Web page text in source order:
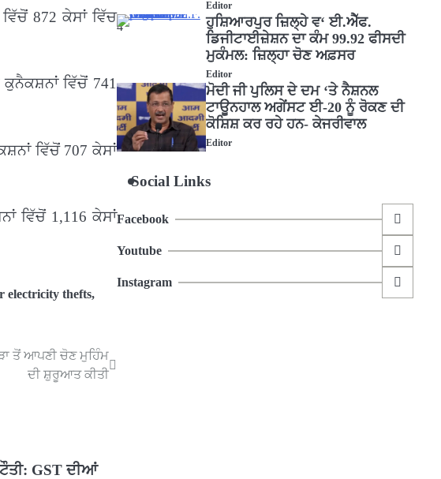
872 ਕੇਸਾਂ ਵਿੱਚ
ਵਿੱਚੋਂ 741
ਵਿੱਚੋਂ 707 ਕੇਸਾਂ
ਵਿੱਚੋਂ 1,116 ਕੇਸਾਂ
electricity thefts,
ਤੋਂ ਆਪਣੀ ਚੋਣ ਮੁਹਿੰਮ
ਦੀ ਸ਼ੁਰੂਆਤ ਕੀਤੀ
GST ਦੀਆਂ
Editor
4
ਹੁਸ਼ਿਆਰਪੁਰ ਜ਼ਿਲ੍ਹੇ ਵ‘ ਈ.ਐੱਫ.
ਡਿਜੀਟਾਈਜ਼ੇਸ਼ਨ ਦਾ ਕੰਮ 99.92 ਫੀਸਦੀ
ਮੁਕੰਮਲ: ਜ਼ਿਲ੍ਹਾ ਚੋਣ ਅਫ਼ਸਰ
Editor
5
ਮੋਦੀ ਜੀ ਪੁਲਿਸ ਦੇ ਦਮ ‘ਤੇ ਨੈਸ਼ਨਲ
ਟਾਊਨਹਾਲ ਅਗੇਂਸਟ ਈ-20 ਨੂੰ ਰੋਕਣ ਦੀ
ਕੋਸ਼ਿਸ਼ ਕਰ ਰਹੇ ਹਨ- ਕੇਜਰੀਵਾਲ
Editor
Social Links
Facebook
Youtube
Instagram